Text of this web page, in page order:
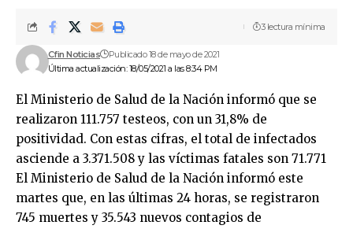
Última actualización: 18/05/2021 a las 8:34 PM
Cfin Noticias Publicado 18 de mayo de 2021
3 lectura mínima
El Ministerio de Salud de la Nación informó que se
realizaron 111.757 testeos, con un 31,8% de
positividad. Con estas cifras, el total de infectados
asciende a 3.371.508 y las víctimas fatales son 71.771
El Ministerio de Salud de la Nación informó este
martes que, en las últimas 24 horas, se registraron
745 muertes y 35.543 nuevos contagios de